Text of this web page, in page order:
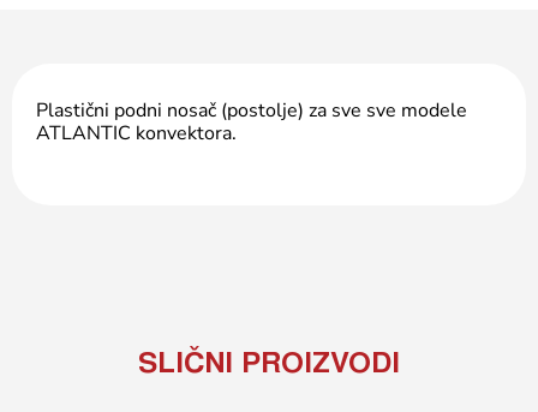
Plastični podni nosač (postolje) za sve sve modele
ATLANTIC konvektora.
SLIČNI PROIZVODI